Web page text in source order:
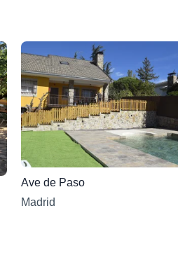
Ave de Paso
Madrid